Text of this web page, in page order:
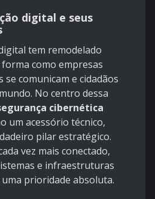
digital e seus
tem remodelado
como empresas
comunicam e cidadãos
No centro dessa
cibernética
um acessório técnico,
pilar estratégico.
vez mais conectado,
e infraestruturas
prioridade absoluta.